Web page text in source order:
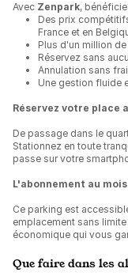
Avec Zenpark,
Des prix
France et en
Plus d'un million
Réservez sans
Annulation sans
Une gestion fluide
Réservez votre place
De passage dans le
Stationnez en toute
passe sur votre
L'abonnement au
Ce parking est
emplacement sans
économique qui vous
Que faire dans les